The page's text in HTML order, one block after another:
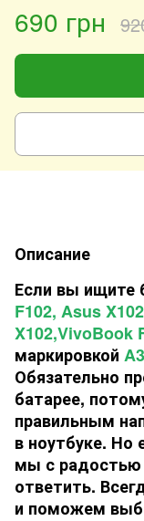
690 грн
Описание
Если вы ищите
F102, Asus
X102,VivoBook
маркировкой
Обязательно
батарее,
правильным
в ноутбуке. Но
мы с
ответить.
и поможем